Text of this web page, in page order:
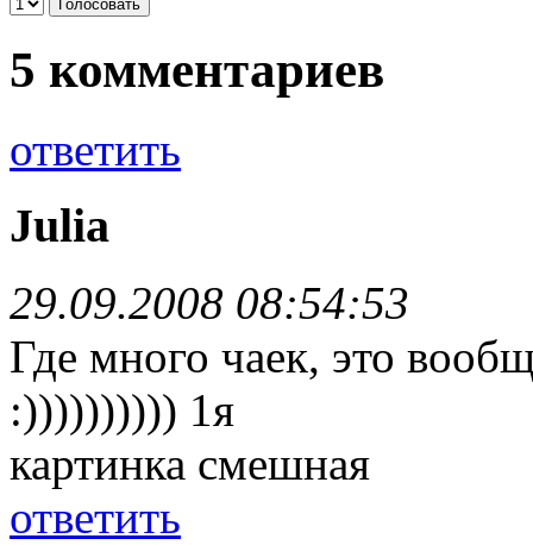
5 комментариев
ответить
Julia
29.09.2008 08:54:53
Где много чаек, это
:)))))))))) 1я
картинка смешная
ответить